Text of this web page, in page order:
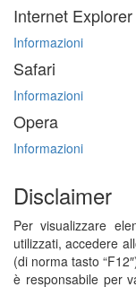
Internet Explorer
Informazioni
Safari
Informazioni
Opera
Informazioni
Disclaimer
Per visualizzare
utilizzati, accedere
(di norma tasto
è responsabile per